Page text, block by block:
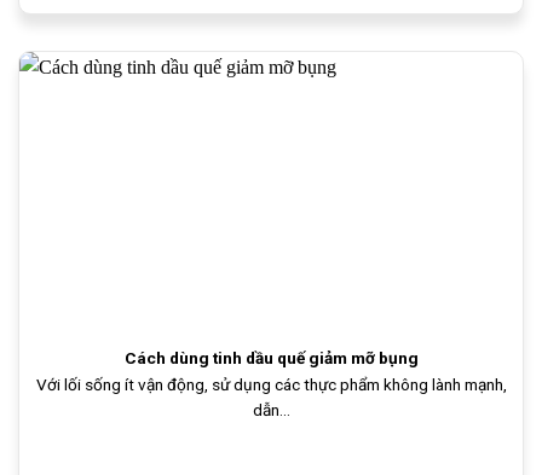
Cách dùng tinh dầu quế giảm mỡ bụng
Với lối sống ít vận động, sử dụng các thực phẩm không lành mạnh,
dẫn...